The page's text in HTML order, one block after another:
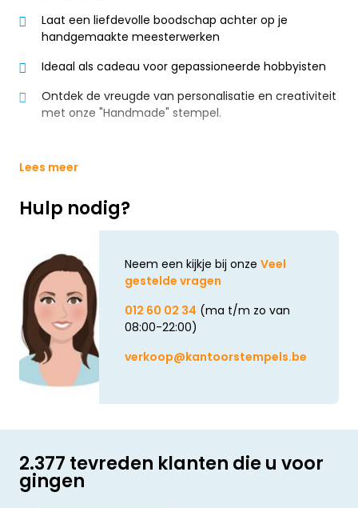
Laat een liefdevolle boodschap achter op je
handgemaakte meesterwerken
Ideaal als cadeau voor gepassioneerde hobbyisten
Ontdek de vreugde van personalisatie en creativiteit
met onze "Handmade" stempel.
Lees meer
Hulp nodig?
Neem een kijkje bij onze Veel
gestelde vragen
012 60 02 34 (ma t/m zo van
08:00-22:00)
verkoop@kantoorstempels.be
2.377 tevreden klanten die u voor
gingen